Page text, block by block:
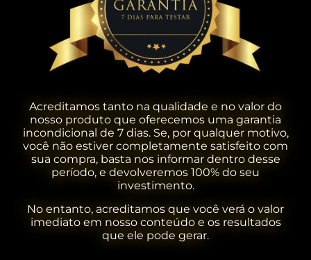
Acreditamos tanto na qualidade e no valor do
nosso produto que oferecemos uma garantia
incondicional de 7 dias. Se, por qualquer motivo,
você não estiver completamente satisfeito com
sua compra, basta nos informar dentro desse
período, e devolveremos 100% do seu
investimento.
No entanto, acreditamos que você verá o valor
imediato em nosso conteúdo e os resultados
que ele pode gerar.